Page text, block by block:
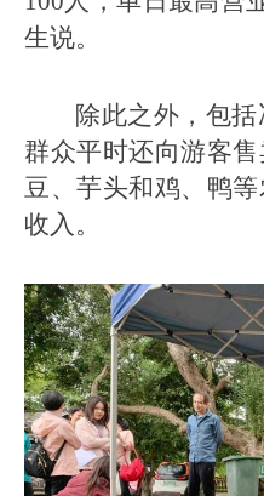
生说。
除此之外，包
群众平时还向游客
豆、芋头和鸡、鸭
收入。